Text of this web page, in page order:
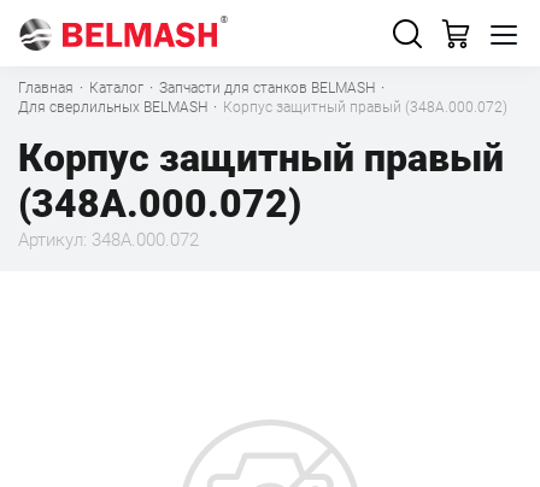
Главная · Каталог · Запчасти для станков BELMASH ·
Для сверлильных BELMASH · Корпус защитный правый (348А.000.072)
Корпус защитный правый
(348А.000.072)
Артикул: 348А.000.072